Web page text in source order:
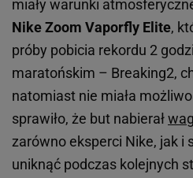
miały warunki
Nike Zoom Vaporfly Elite,
próby pobicia rekordu 2
maratońskim – Breaking2,
natomiast nie miała
sprawiło, że but nabierał
zarówno eksperci Nike, jak i
uniknąć podczas kolejnych